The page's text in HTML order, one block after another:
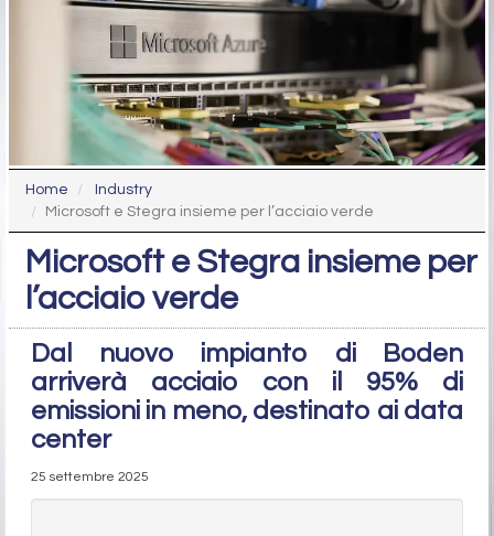
Home
Industry
Microsoft e Stegra insieme per l’acciaio verde
Microsoft e Stegra insieme per
l’acciaio verde
Dal nuovo impianto di Boden
arriverà acciaio con il 95% di
emissioni in meno, destinato ai data
center
25 settembre 2025